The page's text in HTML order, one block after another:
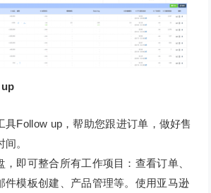
具Follow up，帮助您跟进订单，做好售
。
即可整合所有工作项目：查看订单、
件模板创建、产品管理等。使用亚马逊